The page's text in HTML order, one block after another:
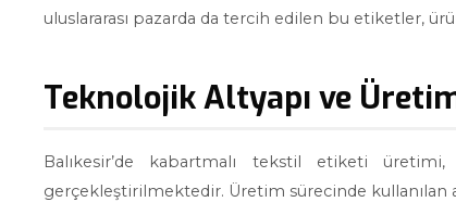
uluslararası pazarda da tercih edilen bu etiketler,
Teknolojik Altyapı ve
Balıkesir’de kabartmalı tekstil etiketi
gerçekleştirilmektedir. Üretim sürecinde kullanılan